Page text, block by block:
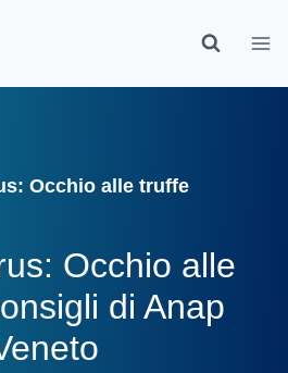
Occhio alle truffe
Occhio alle
di Anap